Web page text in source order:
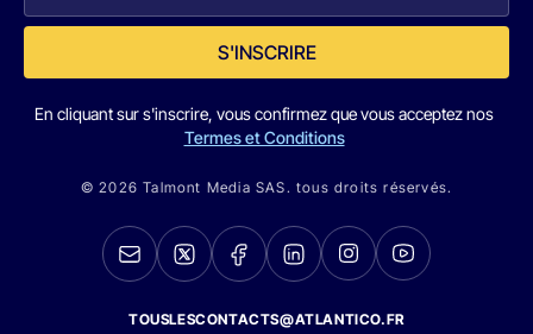
S'INSCRIRE
En cliquant sur s'inscrire, vous confirmez que vous acceptez nos
Termes et Conditions
© 2026 Talmont Media SAS. tous droits réservés.
TOUSLESCONTACTS@ATLANTICO.FR